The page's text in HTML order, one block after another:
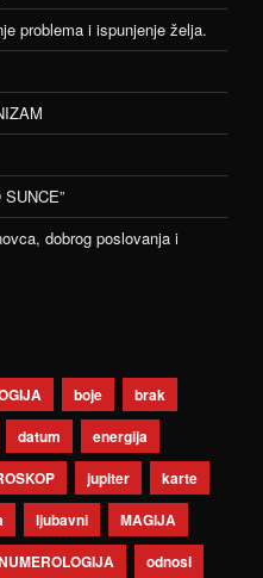
problema i ispunjenje želja.
dobrog poslovanja i
boje
brak
datum
energija
jupiter
karte
ljubavni
MAGIJA
odnosi